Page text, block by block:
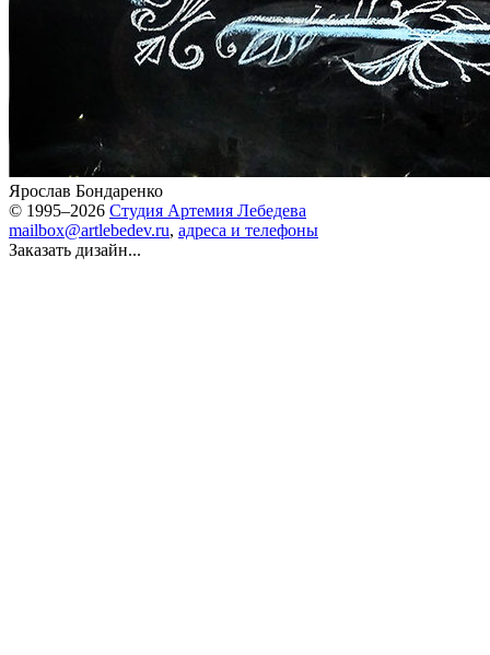
Ярослав Бондаренко
© 1995–2026 Студия Артемия Лебедева
mailbox@artlebedev.ru, адреса и телефоны
Заказать дизайн...